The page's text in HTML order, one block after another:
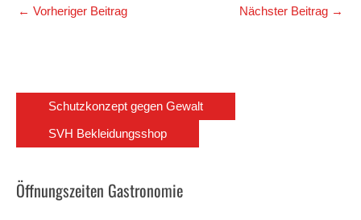
← Vorheriger Beitrag Nächster Beitrag →
Schutzkonzept gegen Gewalt
SVH Bekleidungsshop
Öffnungszeiten Gastronomie